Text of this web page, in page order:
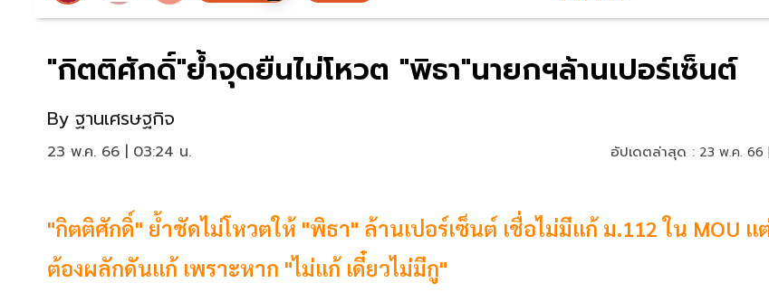
"กิตติศักดิ์"ย้ำจุดยืนไม่โหวต "พิธา"นายกฯล้านเปอร์เซ็นต์
By ฐานเศรษฐกิจ
23 พ.ค. 66 | 03:24 น. อัปเดตล่าสุด : 23 พ.ค. 66
"กิตติศักดิ์" ย้ำชัดไม่โหวตให้ "พิธา" ล้านเปอร์เซ็นต์ เชื่อไม่มีแก้ ม.112 ใน MOU แ
ต้องผลักดันแก้ เพราะหาก "ไม่แก้ เดี๋ยวไม่มีกู"